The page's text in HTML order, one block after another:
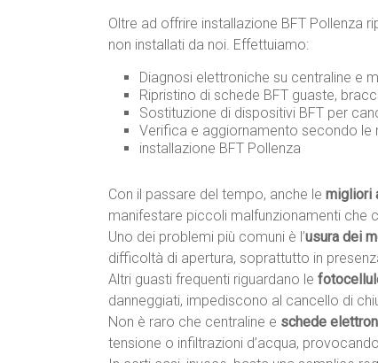
Oltre ad offrire installazione BFT Pollenza
non installati da noi. Effettuiamo:
Diagnosi elettroniche su centraline e
Ripristino di schede BFT guaste,
Sostituzione di dispositivi BFT per
Verifica e aggiornamento secondo le
installazione BFT Pollenza
Con il passare del tempo, anche le migliori
manifestare piccoli malfunzionamenti
Uno dei problemi più comuni è l’usura dei
difficoltà di apertura, soprattutto in
Altri guasti frequenti riguardano le
danneggiati, impediscono al cancello di
Non è raro che centraline e schede
tensione o infiltrazioni d’acqua,